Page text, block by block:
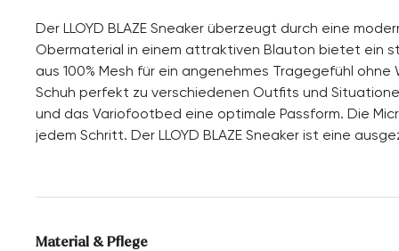
Der LLOYD BLAZE Sneaker überzeugt durch eine
Obermaterial in einem attraktiven Blauton bietet ein
aus 100% Mesh für ein angenehmes Tragegefühl
Schuh perfekt zu verschiedenen Outfits und
und das Variofootbed eine optimale Passform. Die
jedem Schritt. Der LLOYD BLAZE Sneaker ist eine
Material & Pflege